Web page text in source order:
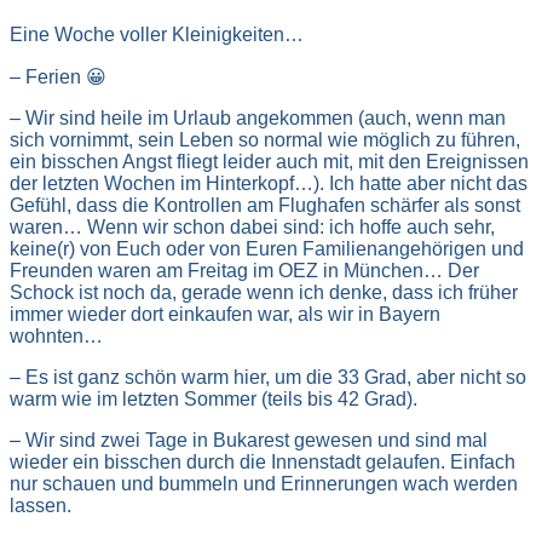
Eine Woche voller Kleinigkeiten…
– Ferien 😀
– Wir sind heile im Urlaub angekommen (auch, wenn man
sich vornimmt, sein Leben so normal wie möglich zu führen,
ein bisschen Angst fliegt leider auch mit, mit den Ereignissen
der letzten Wochen im Hinterkopf…). Ich hatte aber nicht das
Gefühl, dass die Kontrollen am Flughafen schärfer als sonst
waren… Wenn wir schon dabei sind: ich hoffe auch sehr,
keine(r) von Euch oder von Euren Familienangehörigen und
Freunden waren am Freitag im OEZ in München… Der
Schock ist noch da, gerade wenn ich denke, dass ich früher
immer wieder dort einkaufen war, als wir in Bayern
wohnten…
– Es ist ganz schön warm hier, um die 33 Grad, aber nicht so
warm wie im letzten Sommer (teils bis 42 Grad).
– Wir sind zwei Tage in Bukarest gewesen und sind mal
wieder ein bisschen durch die Innenstadt gelaufen. Einfach
nur schauen und bummeln und Erinnerungen wach werden
lassen.